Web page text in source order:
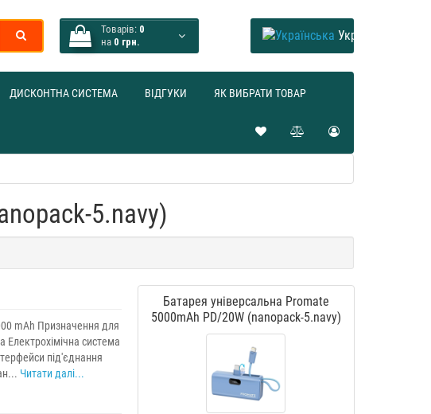
Товарів: 0
на 0 грн. Українська
ДИСКОНТНА СИСТЕМА ВІДГУКИ ЯК ВИБРАТИ ТОВАР
5.navy)
mAh Призначення для
система
під'єднання
Читати далі...
Батарея універсальна Promate
5000mAh PD/20W (nanopack-5.navy)